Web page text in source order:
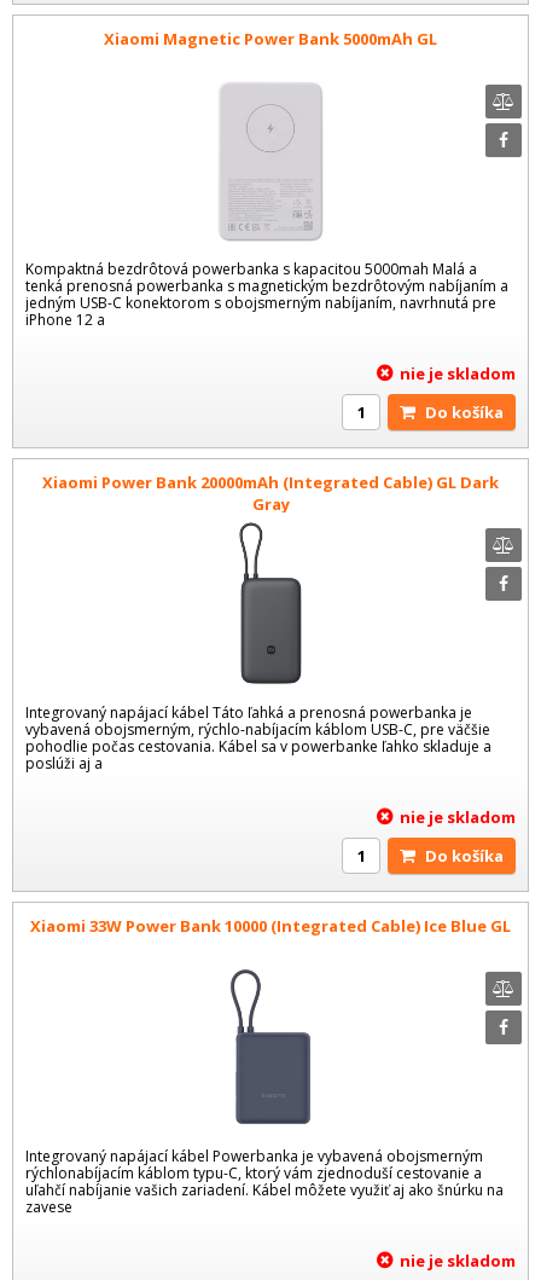
Xiaomi Magnetic Power Bank 5000mAh GL
Kompaktná bezdrôtová powerbanka s kapacitou 5000mah Malá a
tenká prenosná powerbanka s magnetickým bezdrôtovým nabíjaním a
jedným USB-C konektorom s obojsmerným nabíjaním, navrhnutá pre
iPhone 12 a
nie je skladom
Do košíka
Xiaomi Power Bank 20000mAh (Integrated Cable) GL Dark
Gray
Integrovaný napájací kábel Táto ľahká a prenosná powerbanka je
vybavená obojsmerným, rýchlo-nabíjacím káblom USB-C, pre väčšie
pohodlie počas cestovania. Kábel sa v powerbanke ľahko skladuje a
poslúži aj a
nie je skladom
Do košíka
Xiaomi 33W Power Bank 10000 (Integrated Cable) Ice Blue GL
Integrovaný napájací kábel Powerbanka je vybavená obojsmerným
rýchlonabíjacím káblom typu-C, ktorý vám zjednoduší cestovanie a
uľahčí nabíjanie vašich zariadení. Kábel môžete využiť aj ako šnúrku na
zavese
nie je skladom